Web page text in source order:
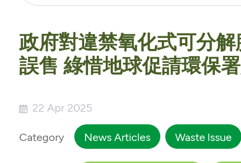
政府對違禁氧化式可分
誤售 綠惜地球促請環保
22 Apr 2025
Category News Articles Waste lssue